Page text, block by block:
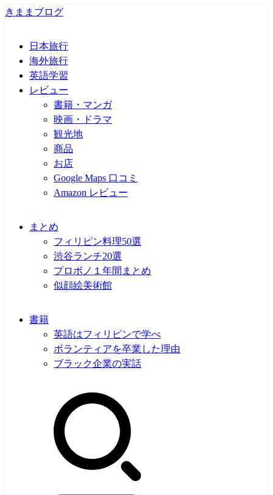
きままブログ
日本旅行
海外旅行
英語学習
レビュー
書籍・マンガ
映画・ドラマ
観光地
商品
お店
Google Maps 口コミ
Amazon レビュー
まとめ
フィリピン料理50選
渋谷ランチ20選
プロボノ１年間まとめ
似顔絵美術館
書籍
英語はフィリピンで学べ
ボランティアを卒業した理由
ブラック企業の実話